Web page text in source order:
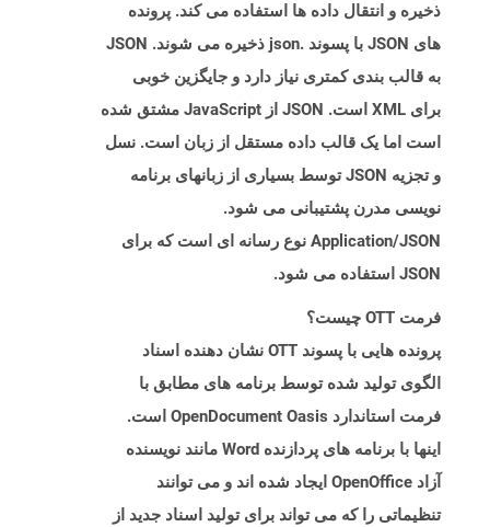
ذخیره و انتقال داده ها استفاده می کند. پرونده
های JSON با پسوند .json ذخیره می شوند. JSON
به قالب بندی کمتری نیاز دارد و جایگزین خوبی
برای XML است. JSON از JavaScript مشتق شده
است اما یک قالب داده مستقل از زبان است. نسل
و تجزیه JSON توسط بسیاری از زبانهای برنامه
نویسی مدرن پشتیبانی می شود.
Application/JSON نوع رسانه ای است که برای
JSON استفاده می شود.
فرمت OTT چیست؟
پرونده هایی با پسوند OTT نشان دهنده اسناد
الگوی تولید شده توسط برنامه های مطابق با
فرمت استاندارد OpenDocument Oasis است.
اینها با برنامه های پردازنده Word مانند نویسنده
آزاد OpenOffice ایجاد شده اند و می توانند
تنظیماتی را که می تواند برای تولید اسناد جدید از